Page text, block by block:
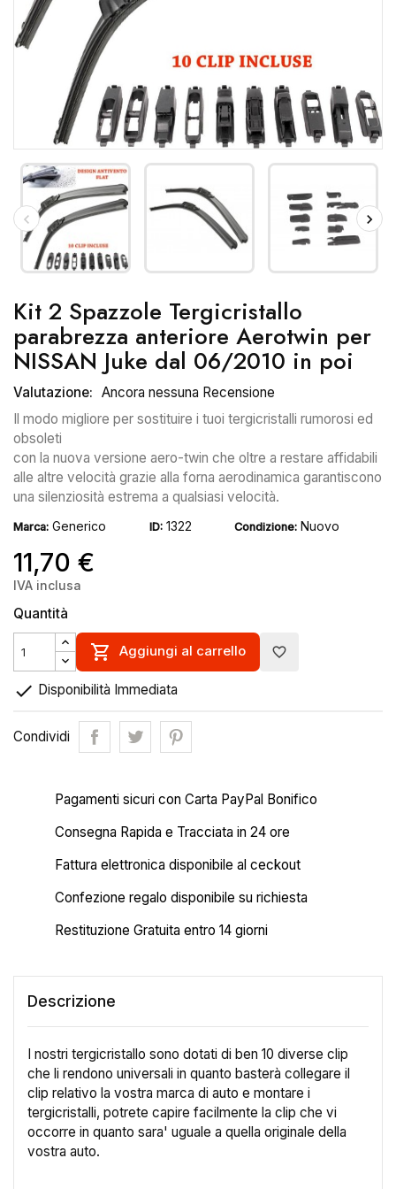
Kit 2 Spazzole Tergicristallo
parabrezza anteriore Aerotwin per
NISSAN Juke dal 06/2010 in poi
Valutazione: Ancora nessuna Recensione
Il modo migliore per sostituire i tuoi tergicristalli rumorosi ed
obsoleti
con la nuova versione aero-twin che oltre a restare affidabili
alle altre velocità grazie alla forna aerodinamica garantiscono
una silenziosità estrema a qualsiasi velocità.
Marca: Generico ID: 1322 Condizione: Nuovo
11,70 €
IVA inclusa
Quantità
 Aggiungi al carrello favorite_border
 Disponibilità Immediata
Condividi
Pagamenti sicuri con Carta PayPal Bonifico
Consegna Rapida e Tracciata in 24 ore
Fattura elettronica disponibile al ceckout
Confezione regalo disponibile su richiesta
Restituzione Gratuita entro 14 giorni
Descrizione
I nostri tergicristallo sono dotati di ben 10 diverse clip
che li rendono universali in quanto basterà collegare il
clip relativo la vostra marca di auto e montare i
tergicristalli, potrete capire facilmente la clip che vi
occorre in quanto sara' uguale a quella originale della
vostra auto.